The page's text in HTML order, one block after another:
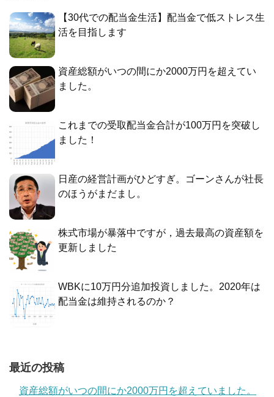
【30代での配当金生活】配当金で低ストレス生
活を目指します
資産総額がいつの間にか2000万円を超えてい
ました。
これまでの受取配当金合計が100万円を突破し
ました！
日産の経営計画がひどすぎ。ゴーンさんが社長
のほうがまだまし。
株式市場が暴落中ですが，過去最高の資産額を
更新しました
WBKに10万円分追加投資しました。2020年は
配当金は維持されるのか？
最近の投稿
資産総額がいつの間にか2000万円を超えていました。